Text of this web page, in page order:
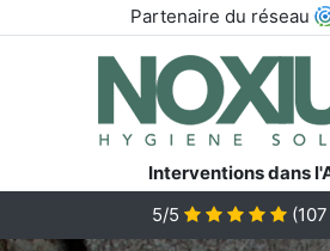
Partenaire du réseau
Interventions dans
5/5
(107